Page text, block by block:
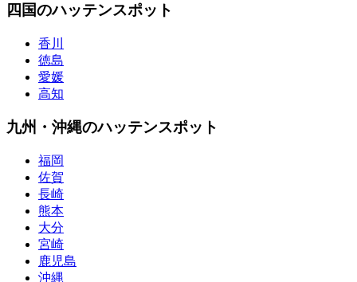
四国のハッテンスポット
香川
徳島
愛媛
高知
九州・沖縄のハッテンスポット
福岡
佐賀
長崎
熊本
大分
宮崎
鹿児島
沖縄